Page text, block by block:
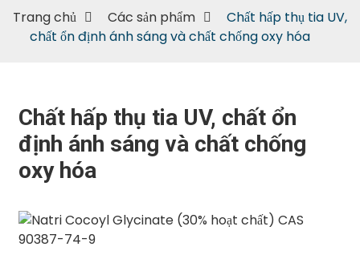
hóa
Trang chủ Các sản phẩm
Chất hấp thụ tia UV,
chất ổn định ánh sáng và chất chống oxy hóa
Chất hấp thụ tia UV, chất ổn
định ánh sáng và chất chống
oxy hóa